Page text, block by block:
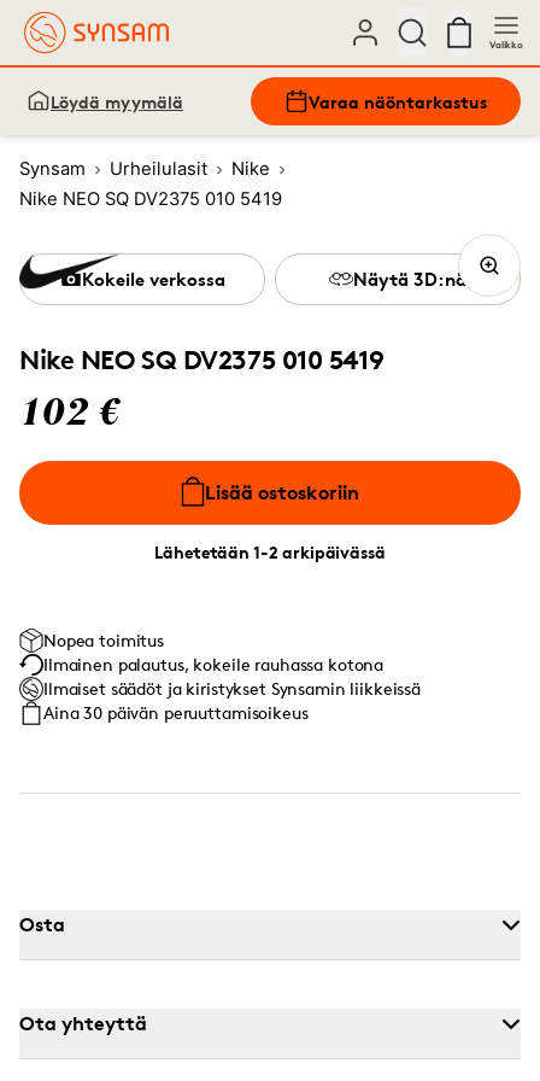
Valikko
Löydä myymälä Varaa näöntarkastus
Synsam Urheilulasit
Nike
Nike NEO SQ DV2375 010 5419
Nike NEO SQ DV2375 010 5419
102 €
Lisää ostoskoriin
Lähetetään 1-2 arkipäivässä
Kokeile verkossa Näytä 3D:nä
Nopea toimitus
Ilmainen palautus, kokeile rauhassa kotona
Ilmaiset säädöt ja kiristykset Synsamin liikkeissä
Aina 30 päivän peruuttamisoikeus
Osta
Ota yhteyttä